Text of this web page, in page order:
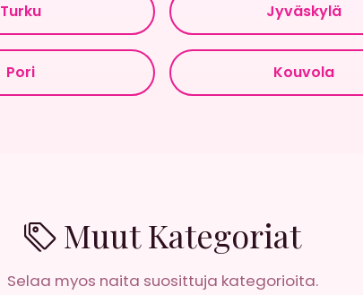
Turku Jyväskylä
Pori Kouvola
Muut Kategoriat
Selaa myos naita suosittuja kategorioita.